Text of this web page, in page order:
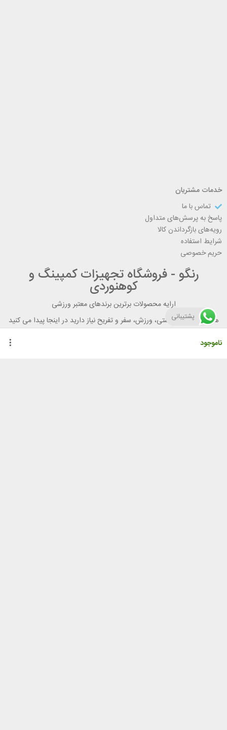
ناموجود
خدمات مشتریان
تماس با ما
پاسخ به پرسش‌های متداول
رویه‌های بازگرداندن کالا
شرایط استفاده
حریم خصوصی
رنگو - فروشگاه تجهیزات کمپینگ و
کوهنوردی
ارایه محصولات برترین برندهای معتبر ورزشی
هر آنچه برای تندرستی، ورزش، سفر و تفریح نیاز دارید در اینجا پیدا می کنید
پشتیبانی